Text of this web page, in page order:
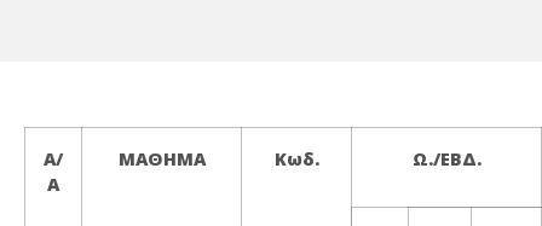
Α/
Α
ΜΑΘΗΜΑ Κωδ. Ω./ΕΒΔ.